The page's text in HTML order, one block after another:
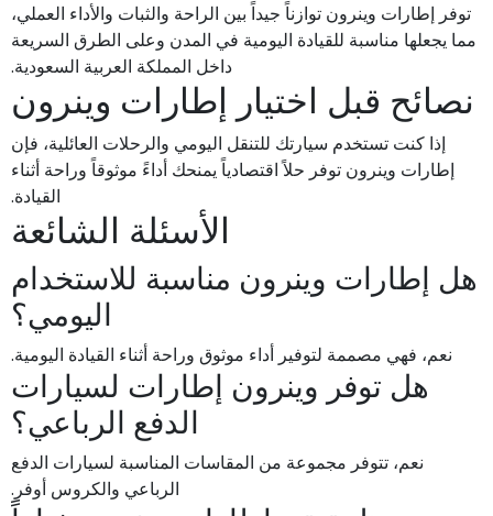
توفر إطارات وينرون توازناً جيداً بين الراحة والثبات والأداء العملي،
مما يجعلها مناسبة للقيادة اليومية في المدن وعلى الطرق السريعة
داخل المملكة العربية السعودية.
نصائح قبل اختيار إطارات وينرون
إذا كنت تستخدم سيارتك للتنقل اليومي والرحلات العائلية، فإن
إطارات وينرون توفر حلاً اقتصادياً يمنحك أداءً موثوقاً وراحة أثناء
القيادة.
الأسئلة الشائعة
هل إطارات وينرون مناسبة للاستخدام
اليومي؟
نعم، فهي مصممة لتوفير أداء موثوق وراحة أثناء القيادة اليومية.
هل توفر وينرون إطارات لسيارات
الدفع الرباعي؟
نعم، تتوفر مجموعة من المقاسات المناسبة لسيارات الدفع
الرباعي والكروس أوفر.